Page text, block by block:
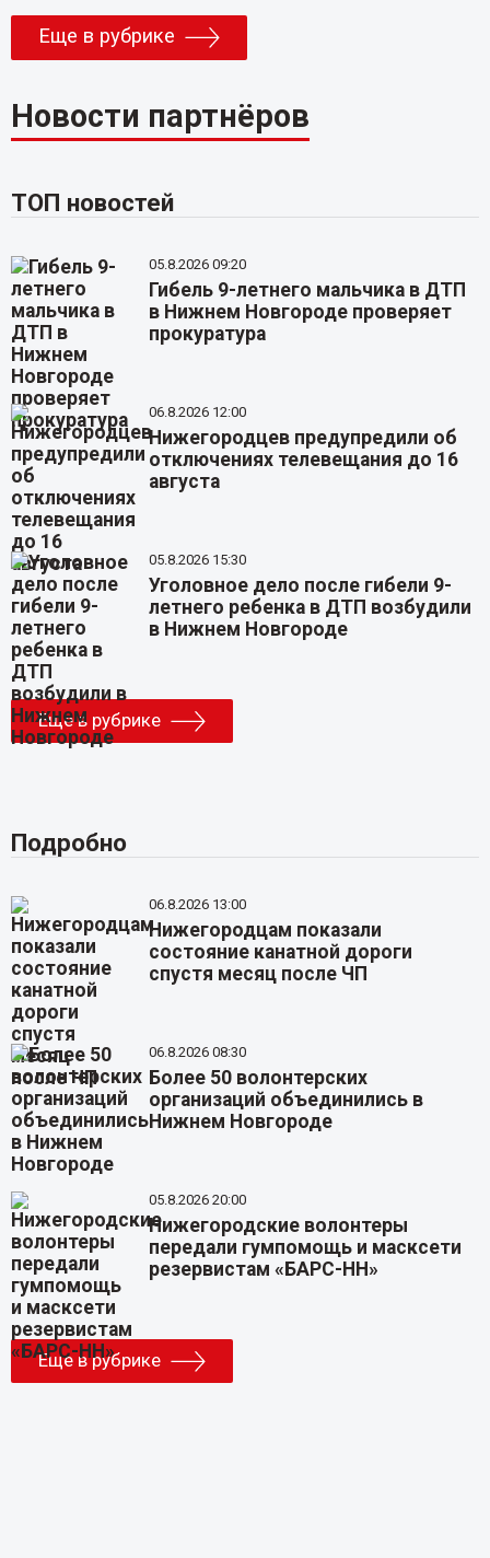
Еще в рубрике
Новости партнёров
ТОП новостей
05.8.2026 09:20
Гибель 9-летнего мальчика в ДТП
в Нижнем Новгороде проверяет
прокуратура
06.8.2026 12:00
Нижегородцев предупредили об
отключениях телевещания до 16
августа
05.8.2026 15:30
Уголовное дело после гибели 9-
летнего ребенка в ДТП возбудили
в Нижнем Новгороде
Еще в рубрике
Подробно
06.8.2026 13:00
Нижегородцам показали
состояние канатной дороги
спустя месяц после ЧП
06.8.2026 08:30
Более 50 волонтерских
организаций объединились в
Нижнем Новгороде
05.8.2026 20:00
Нижегородские волонтеры
передали гумпомощь и масксети
резервистам «БАРС-НН»
Еще в рубрике